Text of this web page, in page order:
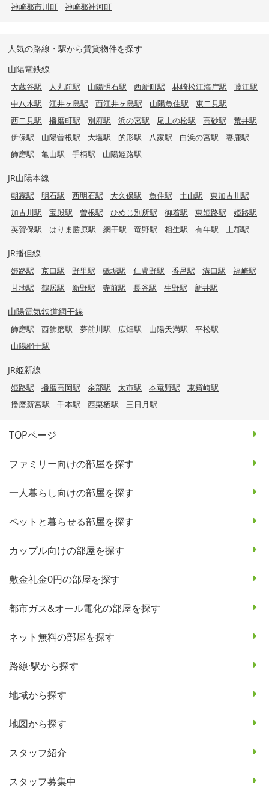
神崎郡市川町
神崎郡神河町
人気の路線・駅から賃貸物件を探す
山陽電鉄線
大蔵谷駅 人丸前駅 山陽明石駅 西新町駅 林崎松江海岸駅
藤江駅
中八木駅
江井ヶ島駅 西江井ヶ島駅 山陽魚住駅
東二見駅
西二見駅
播磨町駅 別府駅 浜の宮駅 尾上の松駅 高砂駅
荒井駅
伊保駅
山陽曽根駅 大塩駅 的形駅 八家駅 白浜の宮駅
妻鹿駅
飾磨駅
亀山駅 手柄駅 山陽姫路駅
JR山陽本線
朝霧駅 明石駅 西明石駅 大久保駅 魚住駅 土山駅
東加古川駅
加古川駅
宝殿駅 曽根駅 ひめじ別所駅 御着駅 東姫路駅
姫路駅
英賀保駅
はりま勝原駅 網干駅 竜野駅 相生駅 有年駅 上郡駅
JR播但線
姫路駅 京口駅 野里駅 砥堀駅 仁豊野駅 香呂駅 溝口駅
福崎駅
甘地駅
鶴居駅 新野駅 寺前駅 長谷駅 生野駅 新井駅
山陽電気鉄道網干線
飾磨駅 西飾磨駅 夢前川駅 広畑駅 山陽天満駅
平松駅
山陽網干駅
JR姫新線
姫路駅 播磨高岡駅 余部駅 太市駅 本竜野駅
東觜崎駅
播磨新宮駅
千本駅 西栗栖駅 三日月駅
TOPページ
ファミリー向けの部屋を探す
一人暮らし向けの部屋を探す
ペットと暮らせる部屋を探す
カップル向けの部屋を探す
敷金礼金0円の部屋を探す
都市ガス&オール電化の部屋を探す
ネット無料の部屋を探す
路線·駅から探す
地域から探す
地図から探す
スタッフ紹介
スタッフ募集中